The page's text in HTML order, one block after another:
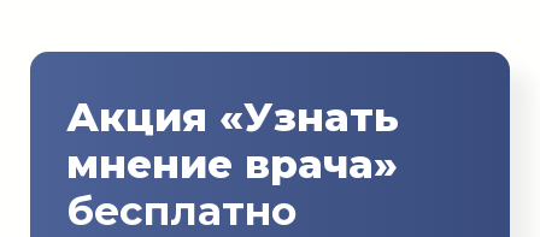
Акция «Узнать
мнение врача»
бесплатно